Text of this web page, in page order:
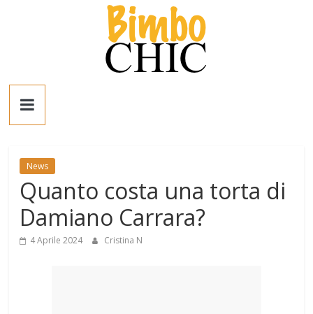
Bimbo
News
moda,
mamme,
spettacolo
News
Quanto costa una torta di
Damiano Carrara?
4 Aprile 2024 Cristina N